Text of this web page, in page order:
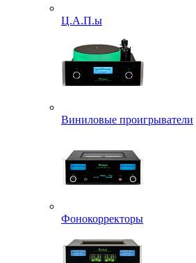
Ц.А.П.ы
Виниловые проигрыватели
Фонокорректоры